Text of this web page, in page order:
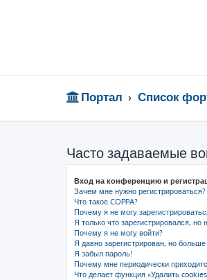
Портал Список
Часто задаваемые
Вход на конференцию и
Зачем мне нужно регистрироваться?
Что такое COPPA?
Почему я не могу
Я только что зарегистрировался, но
Почему я не могу войти?
Я давно зарегистрирован, но
Я забыл пароль!
Почему мне периодически
Что делает функция «Удалить